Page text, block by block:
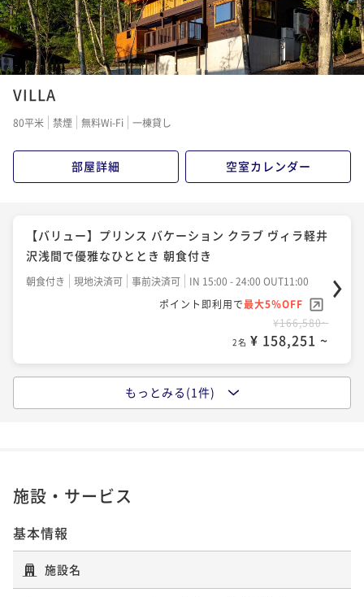
1 23 4 5 6
VILLA
80平米 禁煙 無料Wi-Fi 一棟貸し
部屋詳細 空室カレンダー
【バリュー】プリンス バケーション クラブ ヴィラ軽井
沢浅間で優雅なひととき 朝食付き
朝食付き 現地決済可 事前決済可
IN 15:00 - 24:00 OUT11:00
ポイント即利用で最大5％OFF
¥166,580~
2名 ¥ 158,251 ~
【ベーシック】プリンス バケーション クラブ ヴィラ軽
もっとみる(1件)
施設・サービス
基本情報
施設名